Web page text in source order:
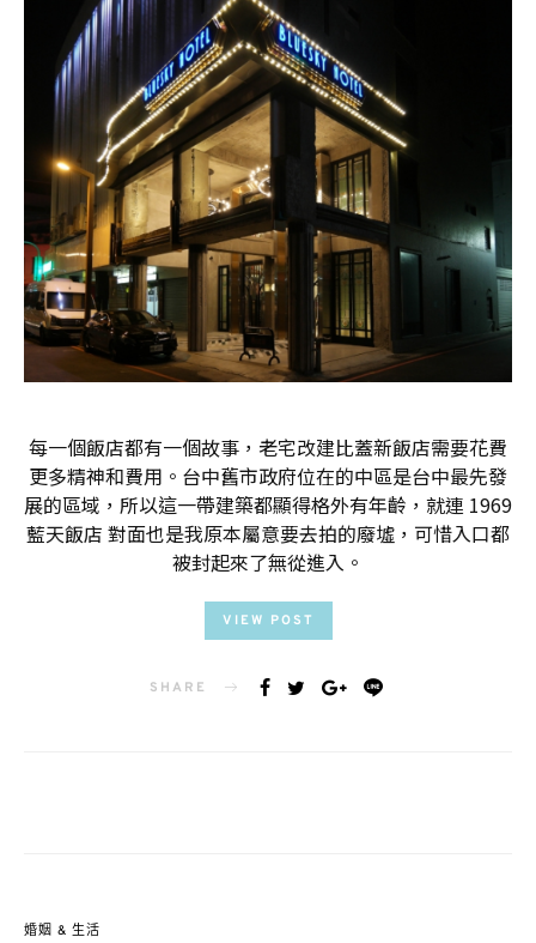
每一個飯店都有一個故事，老宅改建比蓋新飯店需要花費
更多精神和費用。台中舊市政府位在的中區是台中最先發
展的區域，所以這一帶建築都顯得格外有年齡，就連 1969
藍天飯店 對面也是我原本屬意要去拍的廢墟，可惜入口都
被封起來了無從進入。
VIEW POST
SHARE
婚姻 & 生活